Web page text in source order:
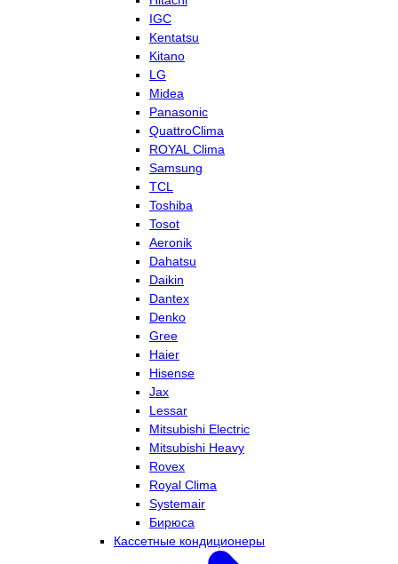
IGC
Kentatsu
Kitano
LG
Midea
Panasonic
QuattroClima
ROYAL Clima
Samsung
TCL
Toshiba
Tosot
Aeronik
Dahatsu
Daikin
Dantex
Denko
Gree
Haier
Hisense
Jax
Lessar
Mitsubishi Electric
Mitsubishi Heavy
Rovex
Royal Clima
Systemair
Бирюса
Кассетные кондиционеры